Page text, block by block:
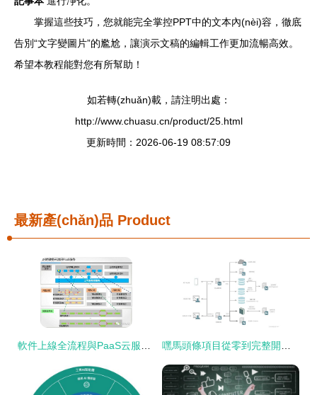
掌握這些技巧，您就能完全掌控PPT中的文本內(nèi)容，徹底
告別“文字變圖片”的尷尬，讓演示文稿的編輯工作更加流暢高效。
希望本教程能對您有所幫助！
如若轉(zhuǎn)載，請注明出處：
http://www.chuasu.cn/product/25.html
更新時間：2026-06-19 08:57:09
最新產(chǎn)品 Product